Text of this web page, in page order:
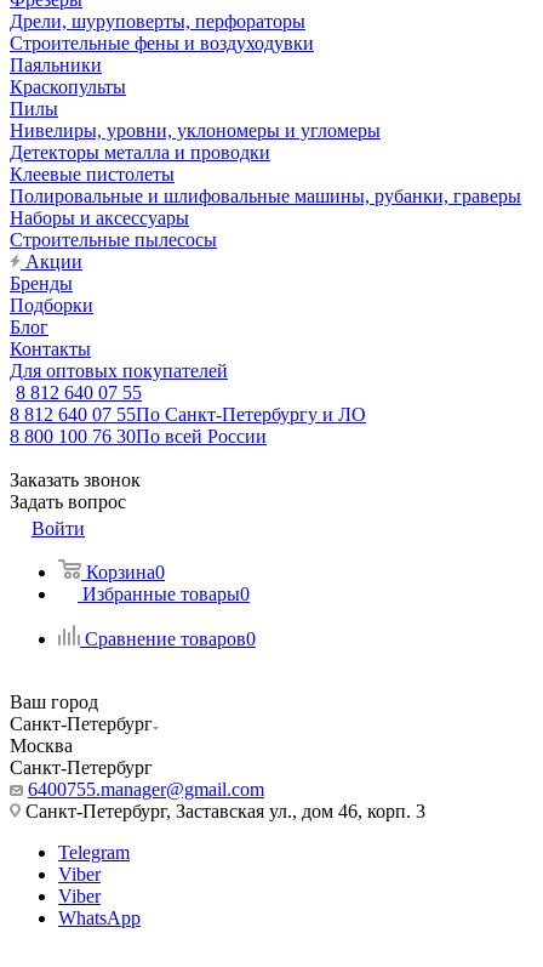
Дрели, шуруповерты, перфораторы
Строительные фены и воздуходувки
Паяльники
Краскопульты
Пилы
Нивелиры, уровни, уклономеры и угломеры
Детекторы металла и проводки
Клеевые пистолеты
Полировальные и шлифовальные машины, рубанки, граверы
Наборы и аксессуары
Строительные пылесосы
Акции
Бренды
Подборки
Блог
Контакты
Для оптовых покупателей
8 812 640 07 55
8 812 640 07 55По Санкт-Петербургу и ЛО
8 800 100 76 30По всей России
Заказать звонок
Задать вопрос
Войти
Корзина0
Избранные товары0
Сравнение товаров0
Ваш город
Санкт-Петербург
Москва
Санкт-Петербург
6400755.manager@gmail.com
Санкт-Петербург, Заставская ул., дом 46, корп. 3
Telegram
Viber
Viber
WhatsApp